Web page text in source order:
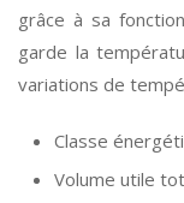
grâce à sa
garde la
variations de
Classe
Volume utile